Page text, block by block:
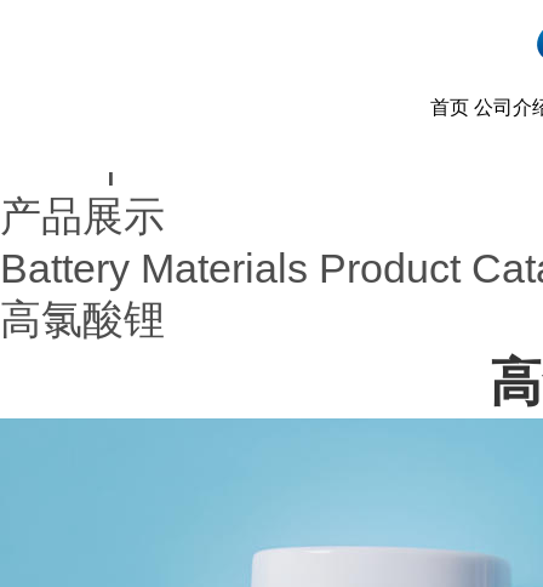
首页 公司介
|
产品展示
Battery Materials Product
高氯酸锂